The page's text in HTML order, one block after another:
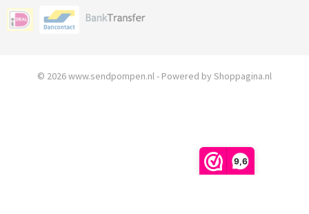
9,6
© 2026 www.sendpompen.nl - Powered by Shoppagina.nl